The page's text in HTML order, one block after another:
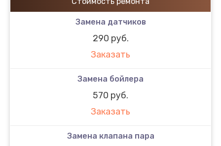
Замена датчиков
290 руб.
Заказать
Замена бойлера
570 руб.
Заказать
Замена клапана пара